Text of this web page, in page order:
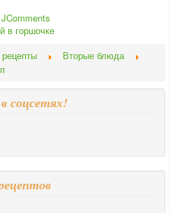
JComments
в горшочке
Вторые блюда
соцсетях!